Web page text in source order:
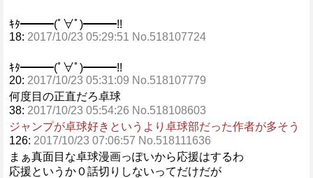
ｷﾀ━━━(ﾟ∀ﾟ)━━━!!
18: 2017/10/23 05:29:51 No.518107724
ｷﾀ━━━(ﾟ∀ﾟ)━━━!!
20: 2017/10/23 05:31:09 No.518107779
何度目の正直だろ卓球
38: 2017/10/23 05:54:26 No.518108603
ジャンプが卓球好きというより卓球部だった作者が多そう
126: 2017/10/23 07:06:57 No.518111636
まぁ真面目な卓球漫画っぽいから応援はするわ
応援というか０話切りしないってだけだが